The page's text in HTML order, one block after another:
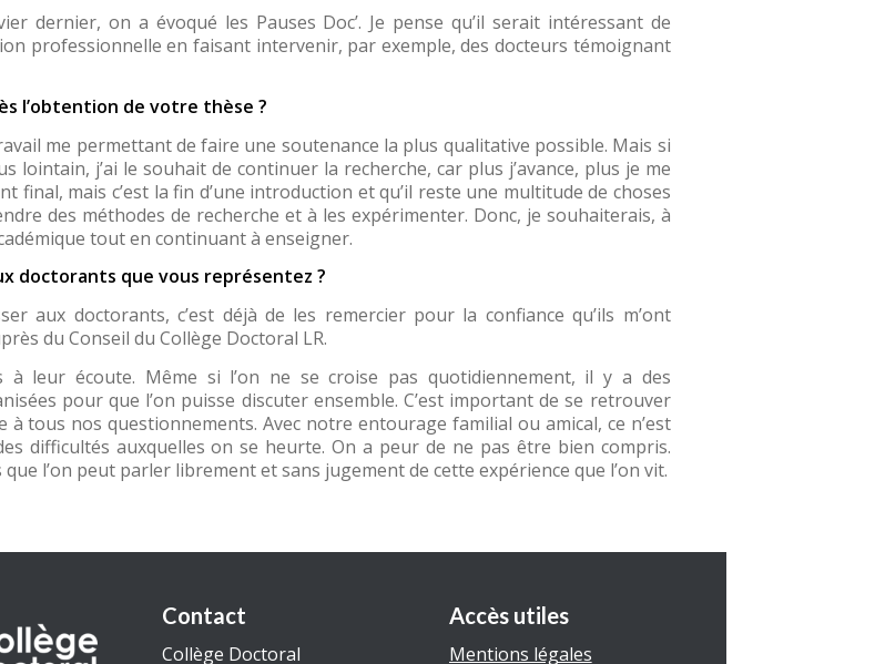
dernier, on a évoqué les Pauses Doc’. Je pense qu’il serait intéressant de
professionnelle en faisant intervenir, par exemple, des docteurs témoignant
l’obtention de votre thèse ?
me permettant de faire une soutenance la plus qualitative possible. Mais si
lointain, j’ai le souhait de continuer la recherche, car plus j’avance, plus je me
final, mais c’est la fin d’une introduction et qu’il reste une multitude de choses
des méthodes de recherche et à les expérimenter. Donc, je souhaiterais, à
tout en continuant à enseigner.
doctorants que vous représentez ?
aux doctorants, c’est déjà de les remercier pour la confiance qu’ils m’ont
du Conseil du Collège Doctoral LR.
à leur écoute. Même si l’on ne se croise pas quotidiennement, il y a des
pour que l’on puisse discuter ensemble. C’est important de se retrouver
tous nos questionnements. Avec notre entourage familial ou amical, ce n’est
difficultés auxquelles on se heurte. On a peur de ne pas être bien compris.
l’on peut parler librement et sans jugement de cette expérience que l’on vit.
Contact
Collège Doctoral
Accès utiles
Mentions légales